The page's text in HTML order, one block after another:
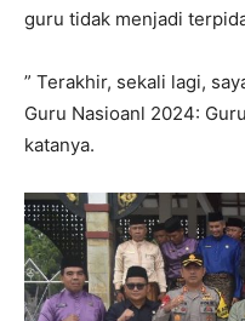
guru tidak menjadi
” Terakhir, sekali lagi,
Guru Nasioanl 2024:
katanya.